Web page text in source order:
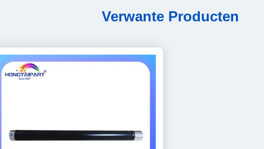
Verwante Producten